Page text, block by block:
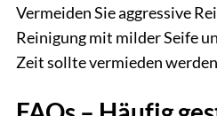
Vermeiden Sie aggressive
Reinigung mit milder Seife
Zeit sollte vermieden